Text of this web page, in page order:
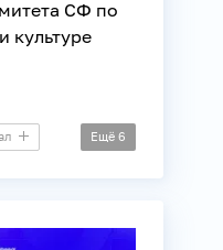
СФ по
культуре
Ещё 6